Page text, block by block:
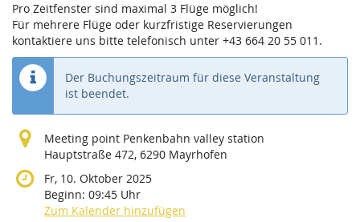
Pro Zeitfenster sind maximal 3 Flüge möglich!
Für mehrere Flüge oder kurzfristige Reservierungen
kontaktiere uns bitte telefonisch unter +43 664 20 55 011.
Der Buchungszeitraum für diese Veranstaltung
ist beendet.
Meeting point Penkenbahn valley station
Hauptstraße 472, 6290 Mayrhofen
Fr, 10. Oktober 2025
Beginn: 09:45 Uhr
Zum Kalender hinzufügen